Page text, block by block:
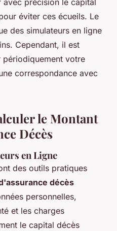
avec précision le capital
éviter ces écueils. Le
des simulateurs en ligne
Cependant, il est
périodiquement votre
correspondance avec
le Montant
Décès
en Ligne
des outils pratiques
décès
personnelles,
et les charges
le capital décès